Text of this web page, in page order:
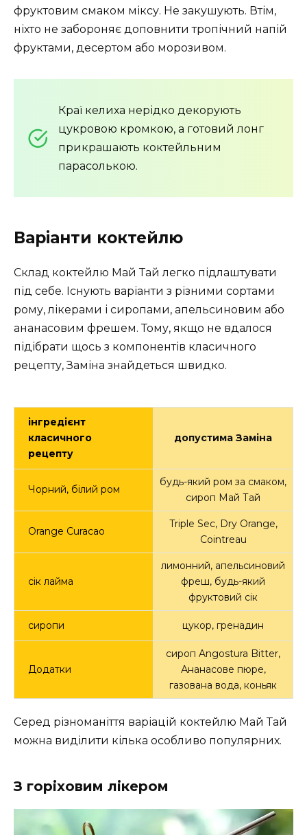
s
фруктовим смаком міксу. Не закушують. Втім,
ніхто не забороняє доповнити тропічний напій
фруктами, десертом або морозивом.
Краї келиха нерідко декорують
цукровою кромкою, а готовий лонг
прикрашають коктейльним
парасолькою.
Варіанти коктейлю
Склад коктейлю Май Тай легко підлаштувати
під себе. Існують варіанти з різними сортами
рому, лікерами і сиропами, апельсиновим або
ананасовим фрешем. Тому, якщо не вдалося
підібрати щось з компонентів класичного
рецепту, Заміна знайдеться швидко.
інгредієнт
класичного
рецепту
допустима Заміна
Чорний, білий ром
будь-який ром за смаком,
сироп Май Тай
Orange Curacao
Triple Sec, Dry Orange,
Cointreau
сік лайма
лимонний, апельсиновий
фреш, будь-який
фруктовий сік
сиропи цукор, гренадин
Додатки
сироп Angostura Bitter,
Ананасове пюре,
газована вода, коньяк
Серед різноманіття варіацій коктейлю Май Тай
можна виділити кілька особливо популярних.
З горіховим лікером